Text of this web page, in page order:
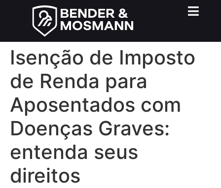
Isenção de Imposto
de Renda para
Aposentados com
Doenças Graves:
entenda seus
direitos